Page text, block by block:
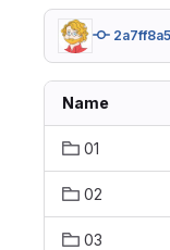
2a7ff8a5
Name
01
02
03